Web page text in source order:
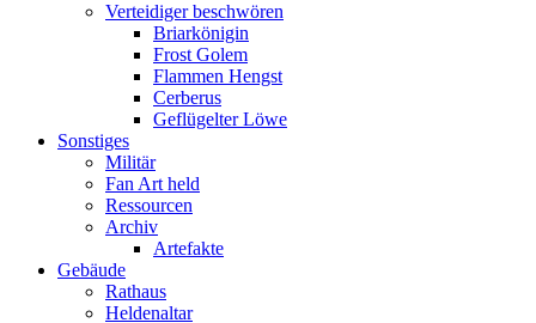
Verteidiger beschwören
Briarkönigin
Frost Golem
Flammen Hengst
Cerberus
Geflügelter Löwe
Sonstiges
Militär
Fan Art held
Ressourcen
Archiv
Artefakte
Gebäude
Rathaus
Heldenaltar